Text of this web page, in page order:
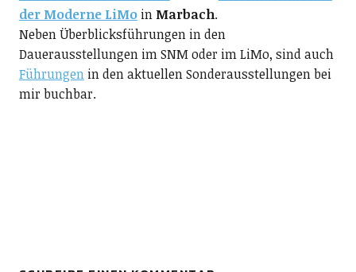
der Moderne LiMoin Marbach.
Neben Überblicksführungen in den
Dauerausstellungen im SNM oder im LiMo, sind auch
Führungenin den aktuellen Sonderausstellungen bei
mir buchbar.